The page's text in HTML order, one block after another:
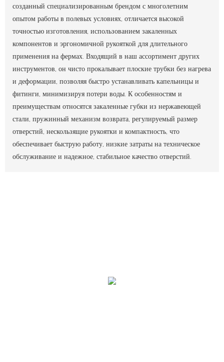
созданный специализированным брендом с многолетним
опытом работы в полевых условиях, отличается высокой
точностью изготовления, использованием закаленных
компонентов и эргономичной рукояткой для длительного
применения на фермах. Входящий в наш ассортимент других
инструментов, он чисто прокалывает плоские трубки без нагрева
и деформации, позволяя быстро устанавливать капельницы и
фитинги, минимизируя потери воды. К особенностям и
преимуществам относятся закаленные губки из нержавеющей
стали, пружинный механизм возврата, регулируемый размер
отверстий, нескользящие рукоятки и компактность, что
обеспечивает быструю работу, низкие затраты на техническое
обслуживание и надежное, стабильное качество отверстий.